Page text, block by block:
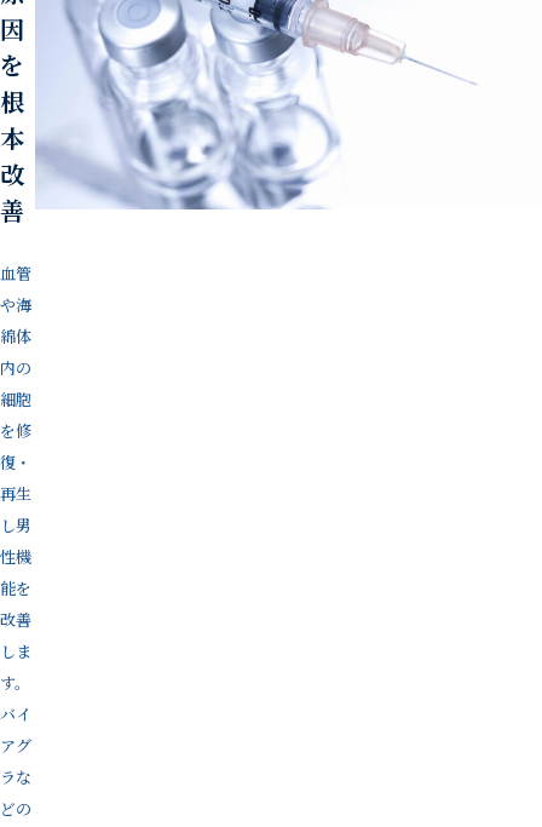
因
を
根
本
改
善
血管
や海
綿体
内の
細胞
を修
復・
再生
し男
性機
能を
改善
しま
す。
バイ
アグ
ラな
どの